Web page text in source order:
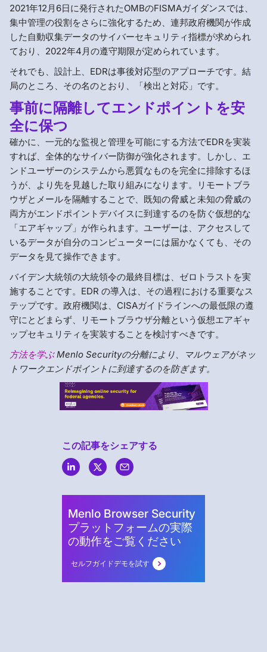
2021年12月6日に発行されたOMBのFISMAガイダンスでは、
集中管理の役割をさらに強化するため、連邦政府機関が作成
した自動収集データのサイバーセキュリティ指標が求められ
ており、2022年4月の遵守期限が定められています。
それでも、設計上、EDRは事後対応型のアプローチです。結
局のところ、その名のとおり、「検出と対応」です。
事前に隔離してエンドポイントを安
全に保つ
確かに、一元的な監視と管理を可能にする方法でEDRを実装
すれば、全体的なサイバー防御が強化されます。しかし、エ
ンドユーザーのシステムから悪質なものを完全に排除するほ
うが、より先を見越した取り組みになります。リモートブラ
ウザとメールを隔離することで、既知の脅威と未知の脅威の
両方がエンドポイントデバイスに到達するのを防ぐ仮想的な
「エアギャップ」が作られます。ユーザーは、アクセスして
いるデータが自分のコンピューターには届かなくても、その
データを見て操作できます。
バイデン大統領の大統領令の最終目標は、ゼロトラストを実
施することです。EDR の導入は、その過程における重要なス
テップです。政府機関は、CISAガイドラインへの最低限の遵
守にとどまらず、リモートブラウザ分離という仮想エアギャ
ップセキュリティを実装することを検討すべきです。
方法を学ぶMenlo Securityの分離により、マルウェアがネッ
トワークエンドポイントに到達するのを防ぎます。
この記事をシェアする
Menlo Browser Security
プラットフォームの実際
の動作をご覧ください
セルフガイドデモを試す